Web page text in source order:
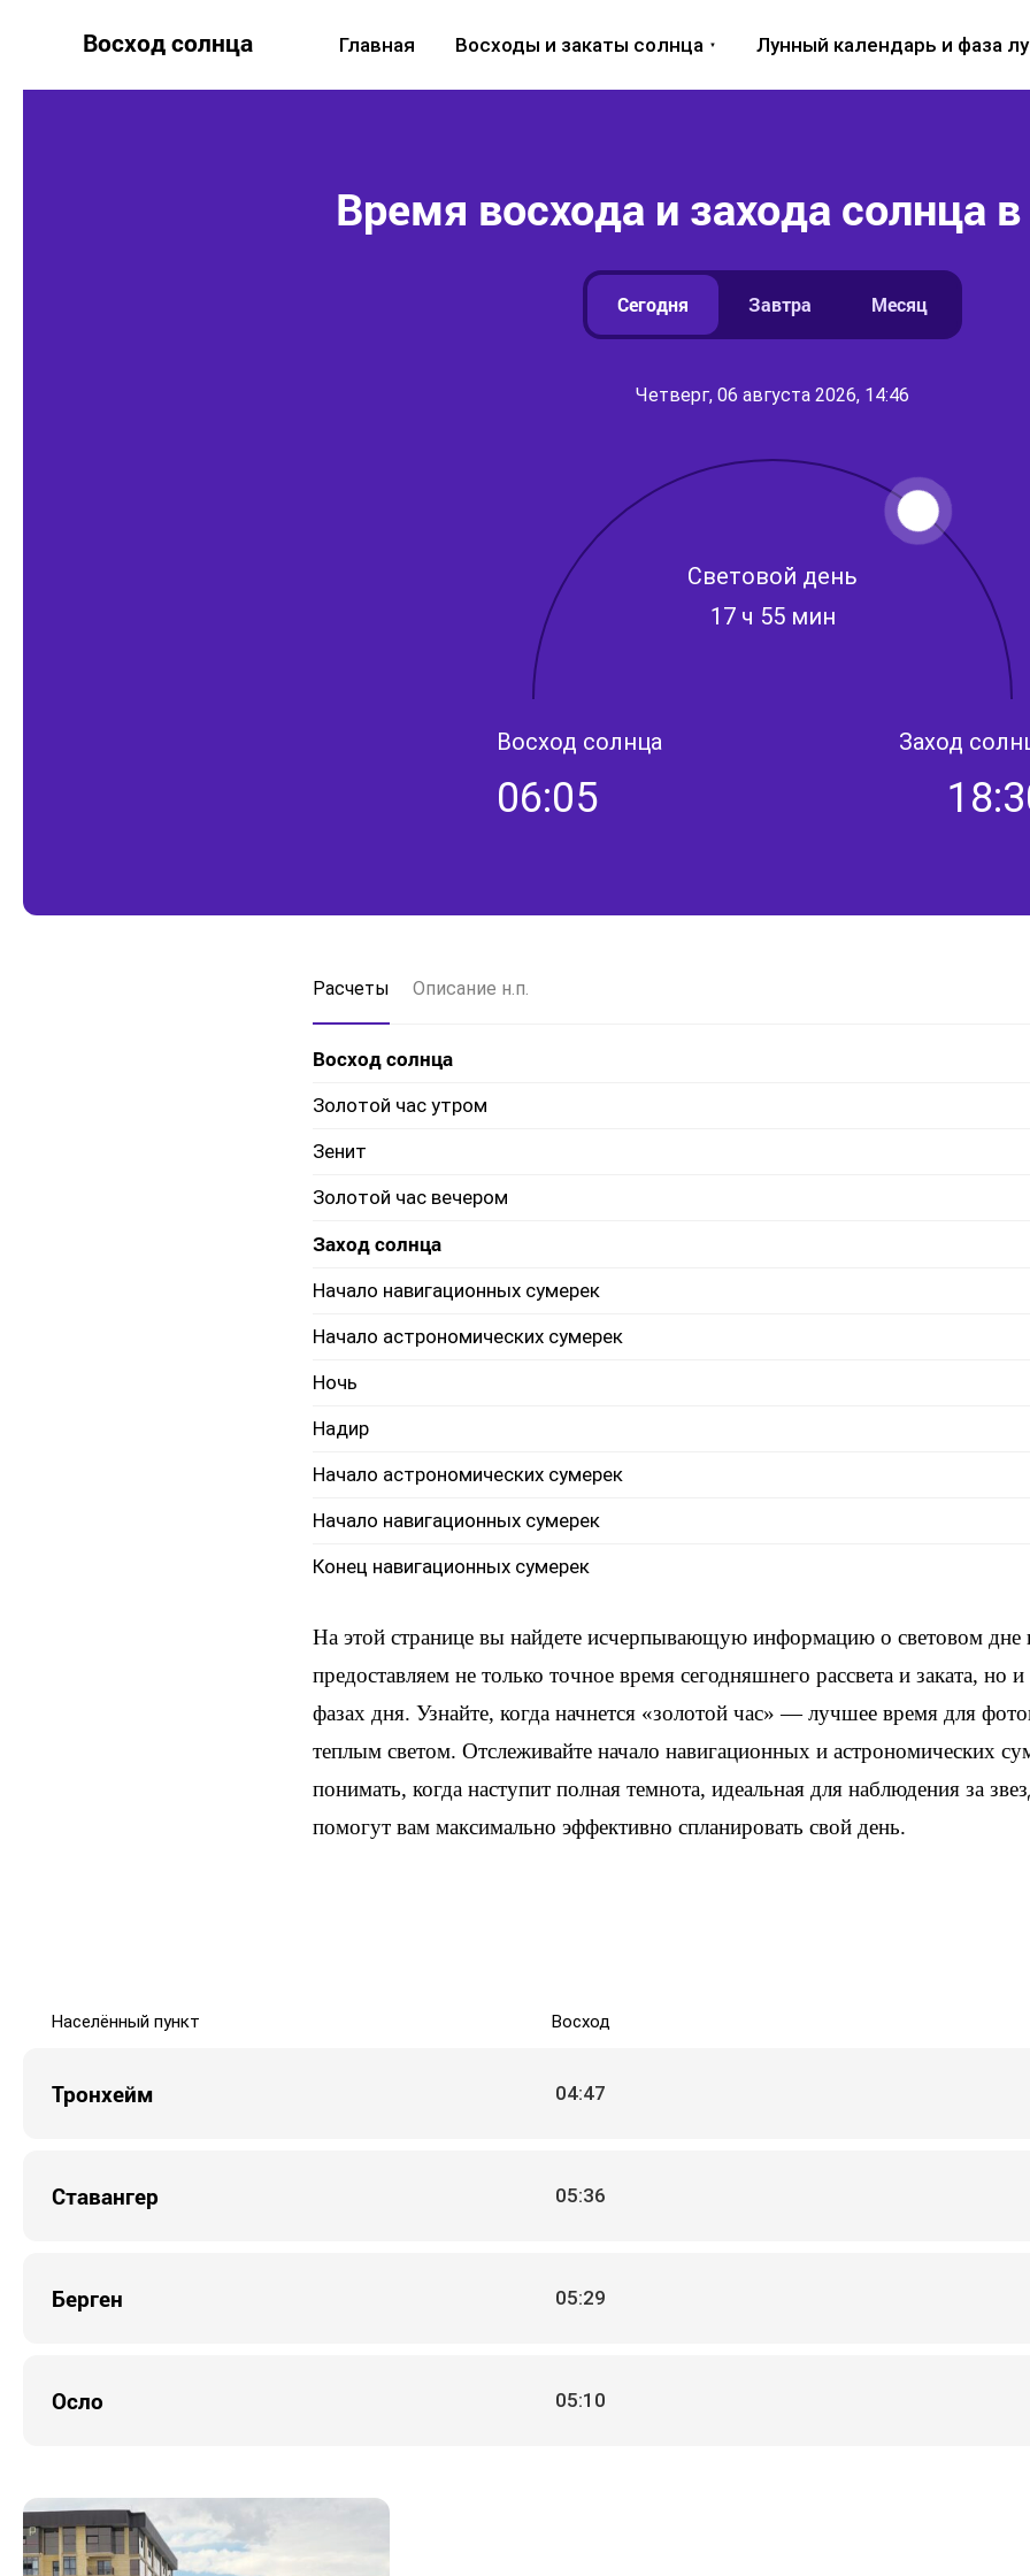
Восход солнца Главная Восходы и закаты солнца Лунный календарь и фаза
Время восхода и захода солнца
Сегодня Завтра Месяц
Четверг, 06 августа 2026, 14:46
Световой день
17 ч 55 мин
Восход солнца
06:05
Заход
Расчеты Описание н.п.
Восход солнца
Золотой час утром
Зенит
Золотой час вечером
Заход солнца
Начало навигационных сумерек
Начало астрономических сумерек
Ночь
Надир
Начало астрономических сумерек
Начало навигационных сумерек
Конец навигационных сумерек
На этой странице вы найдете исчерпывающую информацию о световом
предоставляем не только точное время сегодняшнего рассвета и заката, но
фазах дня. Узнайте, когда начнется «золотой час» — лучшее время для
теплым светом. Отслеживайте начало навигационных и астрономических
понимать, когда наступит полная темнота, идеальная для наблюдения за
помогут вам максимально эффективно спланировать свой день.
Населённый пункт Восход
Тронхейм 04:47
Ставангер 05:36
Берген 05:29
Осло 05:10